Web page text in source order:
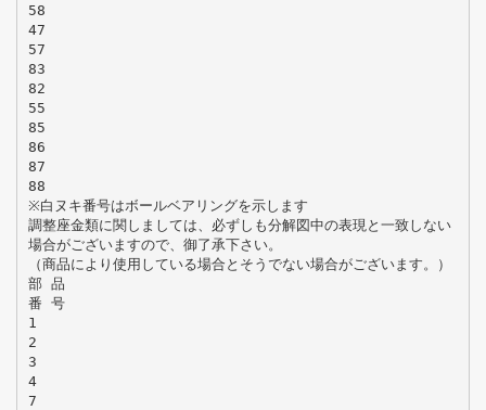
58
47
57
83
82
55
85
86
87
88
※白ヌキ番号はボールベアリングを示します
調整座金類に関しましては、必ずしも分解図中の表現と一致しない
場合がございますので、御了承下さい。
（商品により使用している場合とそうでない場合がございます。）
部 品
番 号
1
2
3
4
7